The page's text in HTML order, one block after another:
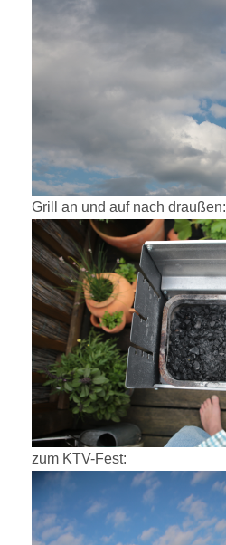
Grill an und auf nach draußen:
zum KTV-Fest: